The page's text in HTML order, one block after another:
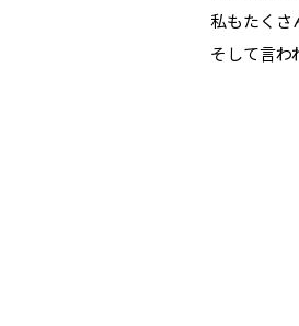
私もたくさ
そして言わ